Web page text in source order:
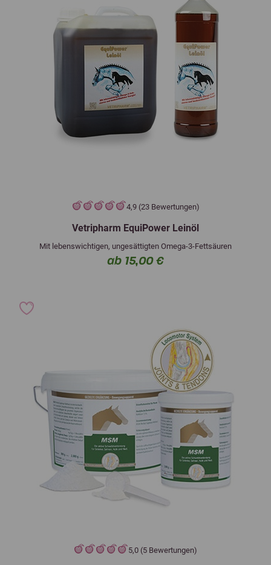
4,9 (23 Bewertungen)
Vetripharm EquiPower Leinöl
Mit lebenswichtigen, ungesättigten Omega-3-Fettsäuren
ab 15,00 €
5,0 (5 Bewertungen)